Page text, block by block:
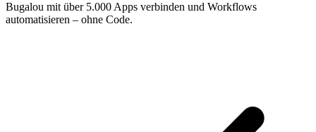
Bugalou mit über 5.000 Apps verbinden und Workflows
automatisieren – ohne Code.